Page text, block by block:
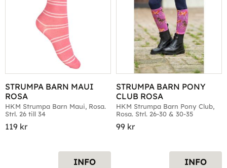
STRUMPA BARN MAUI
ROSA
HKM Strumpa Barn Maui, Rosa.
Strl. 26 till 34
119 kr
INFO
STRUMPA BARN PONY
CLUB ROSA
HKM Strumpa Barn Pony Club,
Rosa. Strl. 26-30 & 30-35
99 kr
INFO